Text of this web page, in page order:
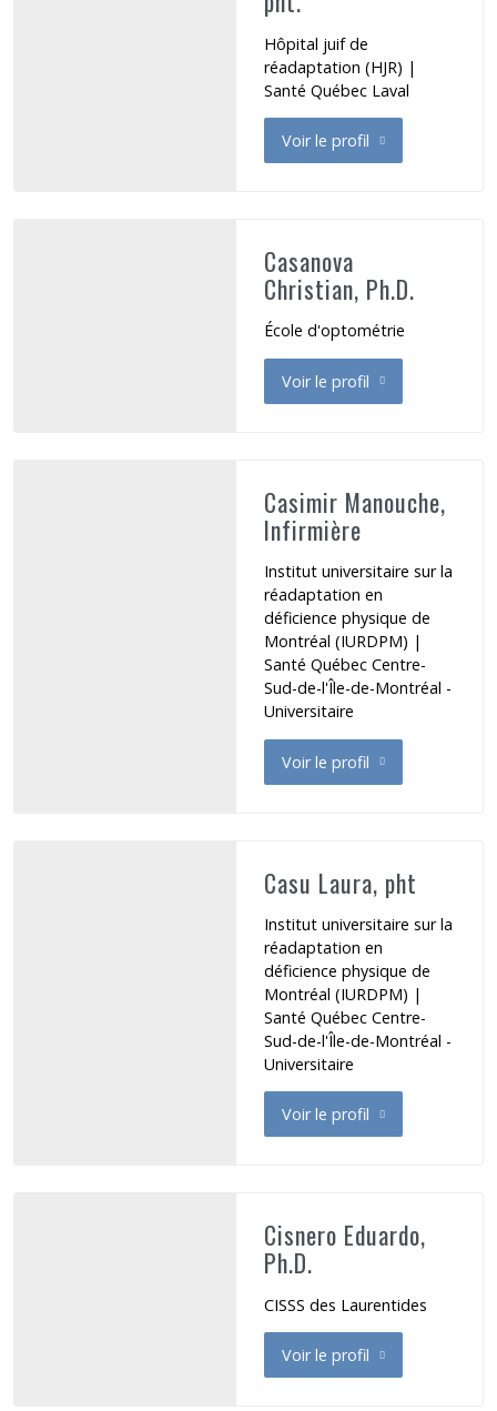
Hôpital juif de
réadaptation (HJR) |
Santé Québec Laval
Voir le profil
de Campo Loredana
Casanova
Christian, Ph.D.
École d'optométrie
Voir le profil
de Casanova Christian
Casimir Manouche,
Infirmière
Institut universitaire sur la
réadaptation en
déficience physique de
Montréal (IURDPM) |
Santé Québec Centre-
Sud-de-l'Île-de-Montréal -
Universitaire
Voir le profil
de Casimir Manouche
Casu Laura, pht
Institut universitaire sur la
réadaptation en
déficience physique de
Montréal (IURDPM) |
Santé Québec Centre-
Sud-de-l'Île-de-Montréal -
Universitaire
Voir le profil
de Casu Laura
Cisnero Eduardo,
Ph.D.
CISSS des Laurentides
Voir le profil
de Cisnero Eduardo